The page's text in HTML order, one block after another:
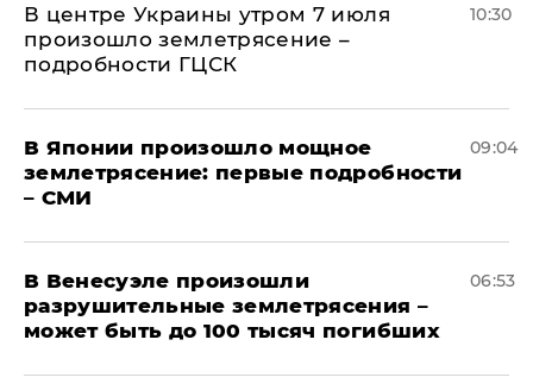
В центре Украины утром 7 июля
произошло землетрясение –
подробности ГЦСК
10:30
В Японии произошло мощное
землетрясение: первые подробности
– СМИ
09:04
В Венесуэле произошли
разрушительные землетрясения –
может быть до 100 тысяч погибших
06:53